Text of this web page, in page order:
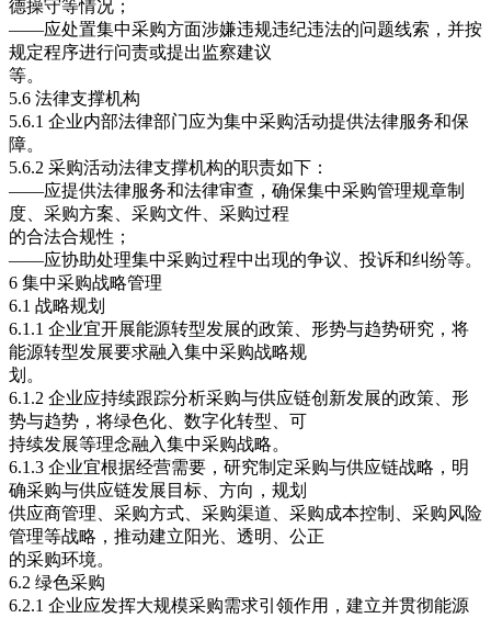
德操守等情况；
——应处置集中采购方面涉嫌违规违纪违法的问题线索，并按
规定程序进行问责或提出监察建议
等。
5.6 法律支撑机构
5.6.1 企业内部法律部门应为集中采购活动提供法律服务和保
障。
5.6.2 采购活动法律支撑机构的职责如下：
——应提供法律服务和法律审查，确保集中采购管理规章制
度、采购方案、采购文件、采购过程
的合法合规性；
——应协助处理集中采购过程中出现的争议、投诉和纠纷等。
6 集中采购战略管理
6.1 战略规划
6.1.1 企业宜开展能源转型发展的政策、形势与趋势研究，将
能源转型发展要求融入集中采购战略规
划。
6.1.2 企业应持续跟踪分析采购与供应链创新发展的政策、形
势与趋势，将绿色化、数字化转型、可
持续发展等理念融入集中采购战略。
6.1.3 企业宜根据经营需要，研究制定采购与供应链战略，明
确采购与供应链发展目标、方向，规划
供应商管理、采购方式、采购渠道、采购成本控制、采购风险
管理等战略，推动建立阳光、透明、公正
的采购环境。
6.2 绿色采购
6.2.1 企业应发挥大规模采购需求引领作用，建立并贯彻能源